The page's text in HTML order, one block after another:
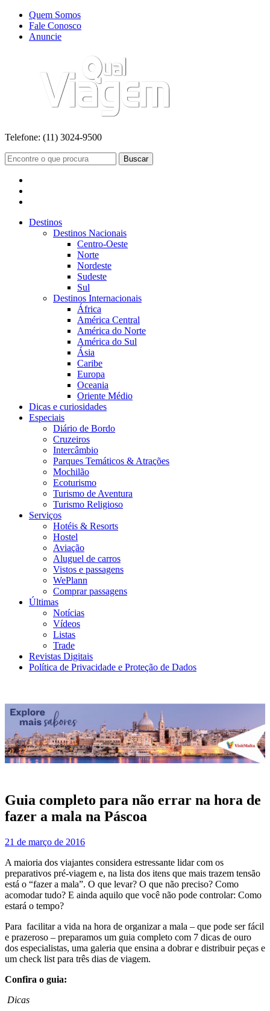
Quem Somos
Fale Conosco
Anuncie
Telefone: (11) 3024-9500
Buscar
Destinos
Destinos Nacionais
Centro-Oeste
Norte
Nordeste
Sudeste
Sul
Destinos Internacionais
África
América Central
América do Norte
América do Sul
Ásia
Caribe
Europa
Oceania
Oriente Médio
Dicas e curiosidades
Especiais
Diário de Bordo
Cruzeiros
Intercâmbio
Parques Temáticos & Atrações
Mochilão
Ecoturismo
Turismo de Aventura
Turismo Religioso
Serviços
Hotéis & Resorts
Hostel
Aviação
Aluguel de carros
Vistos e passagens
WePlann
Comprar passagens
Últimas
Notícias
Vídeos
Listas
Trade
Revistas Digitais
Política de Privacidade e Proteção de Dados
Guia completo para não errar na hora de
fazer a mala na Páscoa
21 de março de 2016
A maioria dos viajantes considera estressante lidar com os
preparativos pré-viagem e, na lista dos itens que mais trazem tensão
está o “fazer a mala”. O que levar? O que não preciso? Como
acomodar tudo? E ainda aquilo que você não pode controlar: Como
estará o tempo?
Para facilitar a vida na hora de organizar a mala – que pode ser fácil
e prazeroso – preparamos um guia completo com 7 dicas de ouro
dos especialistas, uma galeria que ensina a dobrar e distribuir peças e
um check list para três dias de viagem.
Confira o guia:
Dicas